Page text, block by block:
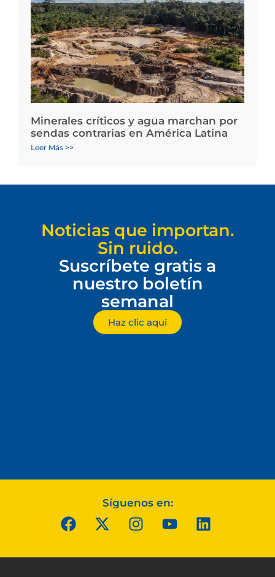
Minerales críticos y agua marchan por
sendas contrarias en América Latina
Leer Más >>
Noticias que importan.
Sin ruido.
Suscríbete gratis a
nuestro boletín
semanal
Haz clic aquí
Síguenos en: